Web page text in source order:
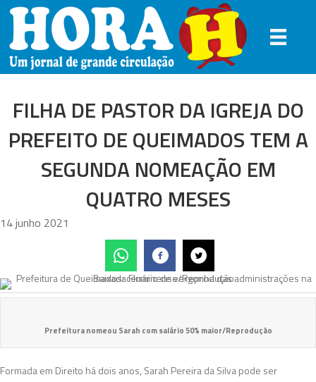
FILHA DE PASTOR DA IGREJA DO
PREFEITO DE QUEIMADOS TEM A
SEGUNDA NOMEAÇÃO EM
QUATRO MESES
14 junho 2021
Prefeitura nomeou Sarah com salário 50% maior/Reprodução
Formada em Direito há dois anos, Sarah Pereira da Silva pode ser